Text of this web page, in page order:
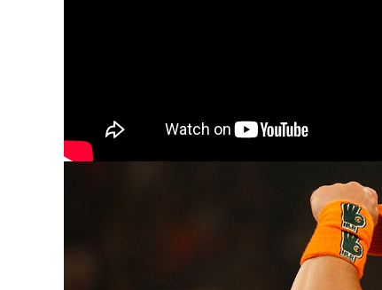
que han creador y la hicieron